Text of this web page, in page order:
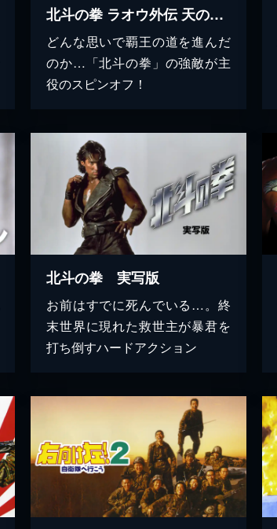
北斗の拳 ラオウ外伝 天の覇王
どんな思いで覇王の道を進んだ
のか…「北斗の拳」の強敵が主
役のスピンオフ！
北斗の拳 実写版
お前はすでに死んでいる…。終
末世界に現れた救世主が暴君を
打ち倒すハードアクション